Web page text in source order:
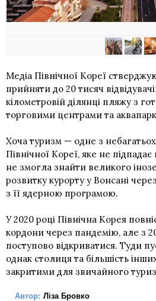
Медіа Північної Кореї
прийняти до 20 тисяч
кілометровій ділянці пляжу з
торговими центрами та
Хоча туризм — одне з
Північної Кореї, яке не
не змогла знайти великого
розвитку курорту у Вонсані
з її ядерною програмою.
У 2020 році Північна Корея
кордони через пандемію, але з
поступово відкриватися. Туди
однак столиця та більшість
закритими для звичайного
Автор: Ліза Бровко